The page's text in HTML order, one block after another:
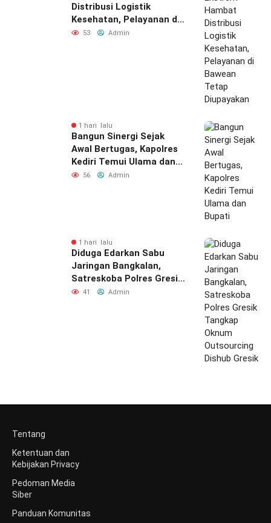
Distribusi Logistik
Kesehatan, Pelayanan di
Bawean Tetap
53 Admin
1 hari lalu
Bangun Sinergi Sejak
Awal Bertugas, Kapolres
Kediri Temui Ulama dan
Bupati
56 Admin
1 hari lalu
Diduga Edarkan Sabu
Jaringan Bangkalan,
Satreskoba Polres Gresik
Tangkap Oknum
41 Admin
Tentang
Ketentuan dan
Kebijakan Privacy
Pedoman Media
Siber
Panduan Komunitas